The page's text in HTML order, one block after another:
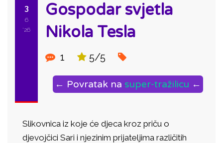
3
6
'26
Gospodar svjetla
Nikola Tesla
1 5/5
← Povratak na super-tražilicu ←
Slikovnica iz koje će djeca kroz priču o
djevojčici Sari i njezinim prijateljima različitih